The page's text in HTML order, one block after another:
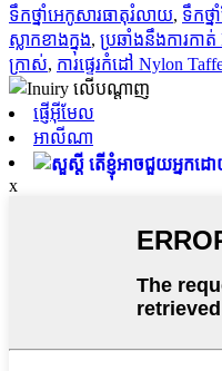
ទឹកថ្នាំអេកូសារធាតុរំលាយ, ទឹកថ្
ស្លាកខាងក្នុង, ប្រឆាំងនឹងការកាត់
ក្រាស់, ការផ្ទេរកំដៅ Nylon
ផ្ញើអ៊ីមែល
អាលីណា
x